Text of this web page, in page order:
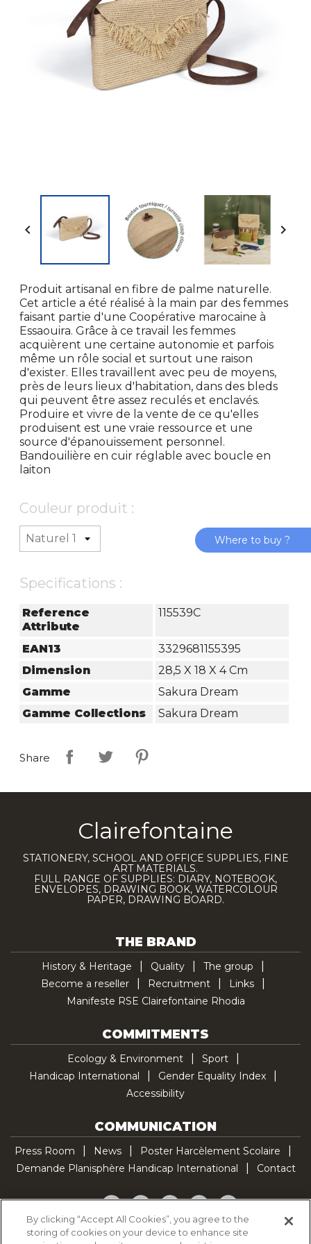
 
Produit artisanal en fibre de palme naturelle.
Cet article a été réalisé à la main par des femmes
faisant partie d'une Coopérative marocaine à
Essaouira. Grâce à ce travail les femmes
acquièrent une certaine autonomie et parfois
même un rôle social et surtout une raison
d'exister. Elles travaillent avec peu de moyens,
près de leurs lieux d'habitation, dans des bleds
qui peuvent être assez reculés et enclavés.
Produire et vivre de la vente de ce qu'elles
produisent est une vraie ressource et une
source d'épanouissement personnel.
Bandouilière en cuir réglable avec boucle en
laiton
Couleur produit :
Specifications :
Reference
Attribute
115539C
EAN13
3329681155395
Dimension
28,5 X 18 X 4 Cm
Gamme
Sakura Dream
Gamme Collections
Sakura Dream
Share
Clairefontaine
STATIONERY, SCHOOL AND OFFICE SUPPLIES, FINE
ART MATERIALS.
FULL RANGE OF SUPPLIES: DIARY, NOTEBOOK,
ENVELOPES, DRAWING BOOK, WATERCOLOUR
PAPER, DRAWING BOARD.
THE BRAND
History & Heritage Quality
The group
Become a reseller
Recruitment
Links
Manifeste RSE Clairefontaine Rhodia
COMMITMENTS
Ecology & Environment
Sport
Handicap International
Gender Equality Index
Accessibility
COMMUNICATION
Press Room News
Poster Harcèlement Scolaire
Demande Planisphère Handicap International
Contact
Facebook
TwitterYouTubePinterestTikTok
Cookie Policy
Where to buy ?
By clicking “Accept All Cookies”, you agree to the
storing of cookies on your device to enhance site